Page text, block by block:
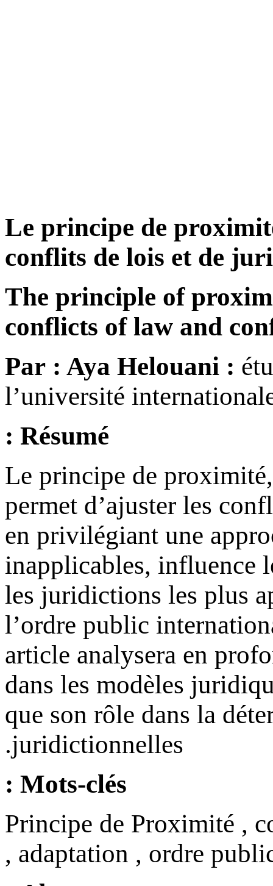
Le principe de
conflits de lois et de
The principle of
conflicts of law and
Par : Aya Helouani :
l’université
Résumé :
Le principe de
permet d’ajuster les
en privilégiant une
inapplicables, influence
les juridictions les plus
l’ordre public
article analysera en
dans les modèles
que son rôle dans la
juridictionnelles.
Mots-clés :
Principe de Proximité ,
, adaptation , ordre